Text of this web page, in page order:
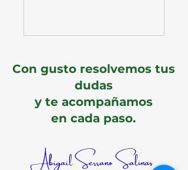
Con gusto resolvemos tus
dudas
y te acompañamos
en cada paso.
Abigail Serrano Salinas